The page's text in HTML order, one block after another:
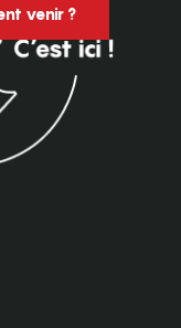
venir ?